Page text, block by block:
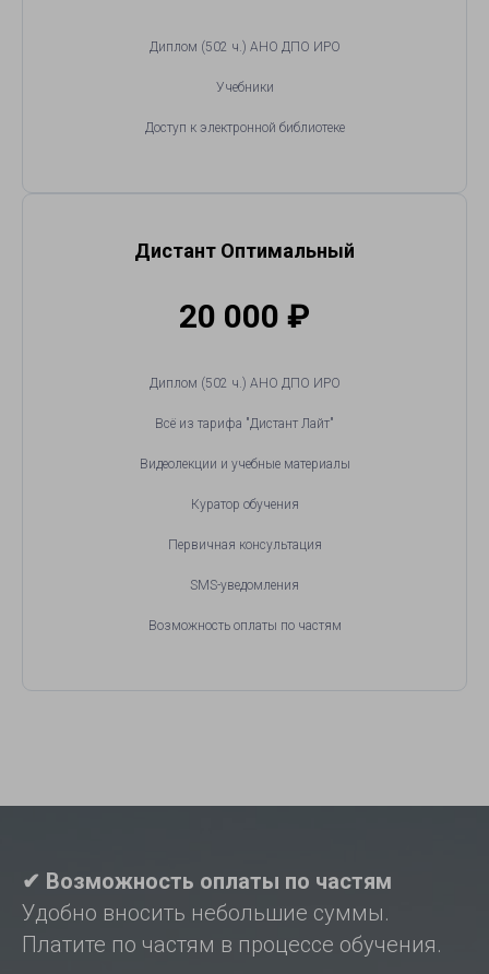
Диплом (502 ч.) АНО ДПО ИРО
Учебники
Доступ к электронной библиотеке
Дистант Оптимальный
20 000 ₽
Диплом (502 ч.) АНО ДПО ИРО
Всё из тарифа "Дистант Лайт"
Видеолекции и учебные материалы
Куратор обучения
Первичная консультация
SMS-уведомления
Возможность оплаты по частям
✔ Возможность оплаты по частям
Удобно вносить небольшие суммы.
Платите по частям в процессе обучения.